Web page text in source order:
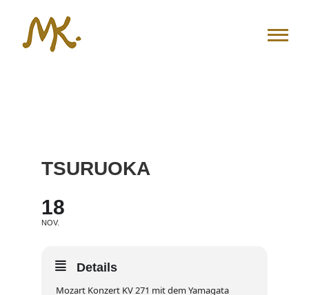
springen
TSURUOKA
18
NOV.
Details
Mozart Konzert KV 271 mit dem Yamagata